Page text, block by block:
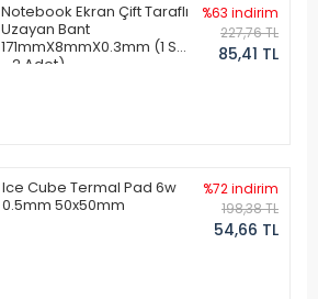
Notebook Ekran Çift Taraflı
Uzayan Bant
171mmX8mmX0.3mm (1 Set
- 2 Adet)
%63 indirim
227,76 TL
85,41 TL
Ice Cube Termal Pad 6w
0.5mm 50x50mm
%72 indirim
198,38 TL
54,66 TL